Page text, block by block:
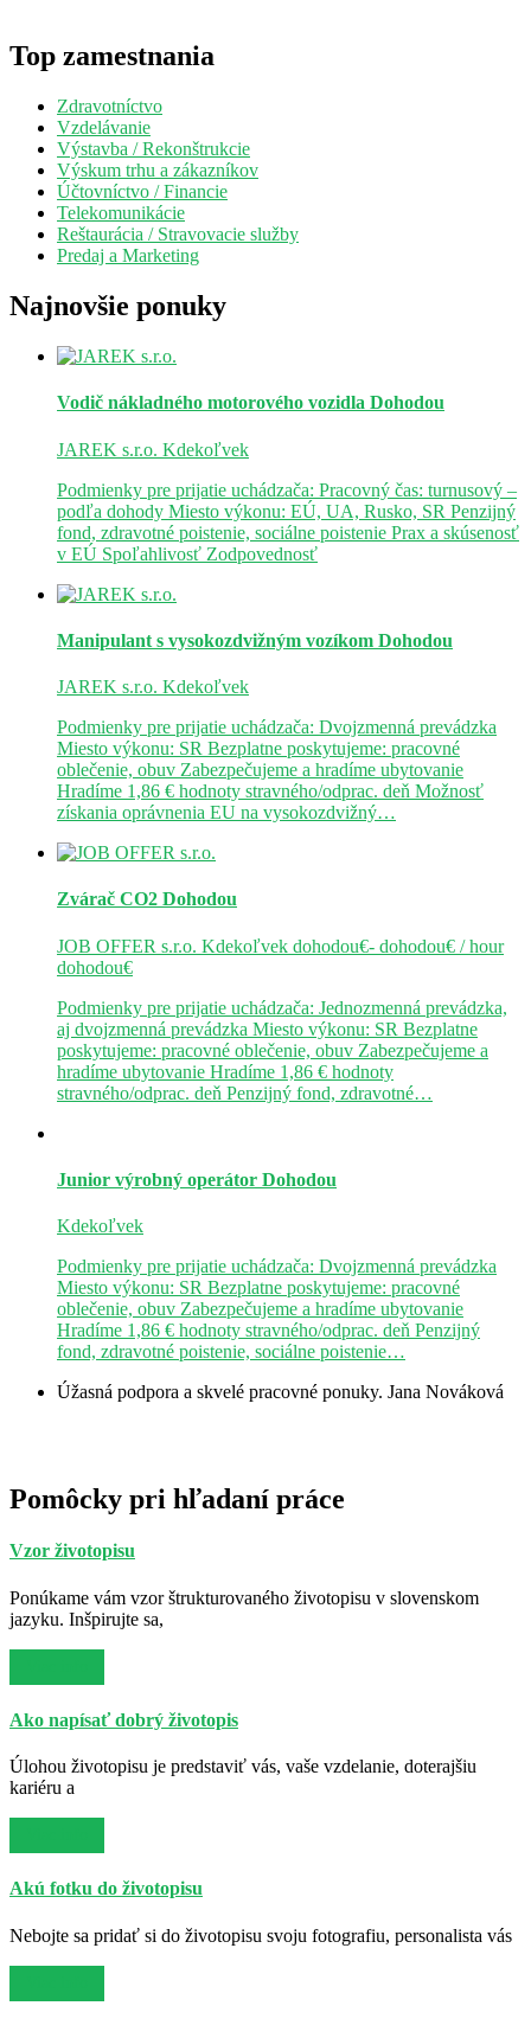
Top zamestnania
Zdravotníctvo
Vzdelávanie
Výstavba / Rekonštrukcie
Výskum trhu a zákazníkov
Účtovníctvo / Financie
Telekomunikácie
Reštaurácia / Stravovacie služby
Predaj a Marketing
Najnovšie ponuky
Vodič nákladného motorového vozidla Dohodou
JAREK s.r.o. Kdekoľvek
Podmienky pre prijatie uchádzača: Pracovný čas: turnusový –
podľa dohody Miesto výkonu: EÚ, UA, Rusko, SR Penzijný
fond, zdravotné poistenie, sociálne poistenie Prax a skúsenosť
v EÚ Spoľahlivosť Zodpovednosť
Manipulant s vysokozdvižným vozíkom Dohodou
JAREK s.r.o. Kdekoľvek
Podmienky pre prijatie uchádzača: Dvojzmenná prevádzka
Miesto výkonu: SR Bezplatne poskytujeme: pracovné
oblečenie, obuv Zabezpečujeme a hradíme ubytovanie
Hradíme 1,86 € hodnoty stravného/odprac. deň Možnosť
získania oprávnenia EU na vysokozdvižný…
Zvárač CO2 Dohodou
JOB OFFER s.r.o. Kdekoľvek dohodou€- dohodou€ / hour
dohodou€
Podmienky pre prijatie uchádzača: Jednozmenná prevádzka,
aj dvojzmenná prevádzka Miesto výkonu: SR Bezplatne
poskytujeme: pracovné oblečenie, obuv Zabezpečujeme a
hradíme ubytovanie Hradíme 1,86 € hodnoty
stravného/odprac. deň Penzijný fond, zdravotné…
Junior výrobný operátor Dohodou
Kdekoľvek
Podmienky pre prijatie uchádzača: Dvojzmenná prevádzka
Miesto výkonu: SR Bezplatne poskytujeme: pracovné
oblečenie, obuv Zabezpečujeme a hradíme ubytovanie
Hradíme 1,86 € hodnoty stravného/odprac. deň Penzijný
fond, zdravotné poistenie, sociálne poistenie…
Úžasná podpora a skvelé pracovné ponuky. Jana Nováková
Pomôcky pri hľadaní práce
Vzor životopisu
Ponúkame vám vzor štrukturovaného životopisu v slovenskom
jazyku. Inšpirujte sa,
Ako napísať dobrý životopis
Úlohou životopisu je predstaviť vás, vaše vzdelanie, doterajšiu
kariéru a
Akú fotku do životopisu
Nebojte sa pridať si do životopisu svoju fotografiu, personalista vás